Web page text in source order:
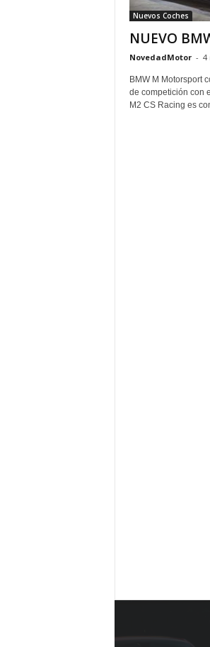
Nuevos Coches
NUEVO
NovedadMotor - 4
BMW M Motorsport
de competición con
M2 CS Racing es